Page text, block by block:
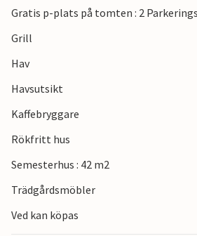
Gratis p-plats på tomten : 2
Grill
Hav
Havsutsikt
Kaffebryggare
Rökfritt hus
Semesterhus : 42 m2
Trädgårdsmöbler
Ved kan köpas